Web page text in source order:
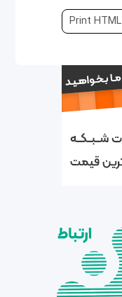
Print HTML